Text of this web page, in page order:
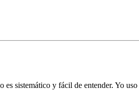
sistemático y fácil de entender. Yo